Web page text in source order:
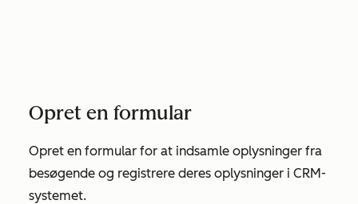
Opret en formular
Opret en formular for at indsamle oplysninger fra
besøgende og registrere deres oplysninger i CRM-
systemet.